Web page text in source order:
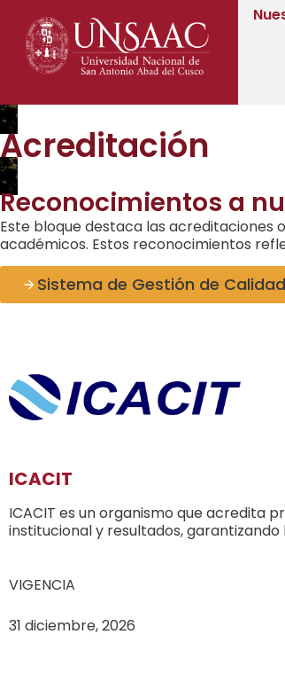
Acreditación
Reconocimientos a
Este bloque destaca las acreditaciones
académicos. Estos reconocimientos
Sistema de Gestión de Calidad
ICACIT
ICACIT es un organismo que acredita
institucional y resultados,
VIGENCIA
31 diciembre, 2026